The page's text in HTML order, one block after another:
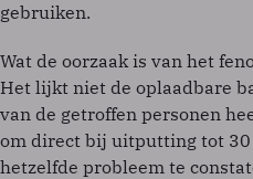
gebruiken.
Wat de oorzaak is van het
Het lijkt niet de oplaadbare
van de getroffen personen
om direct bij uitputting tot 30
hetzelfde probleem te